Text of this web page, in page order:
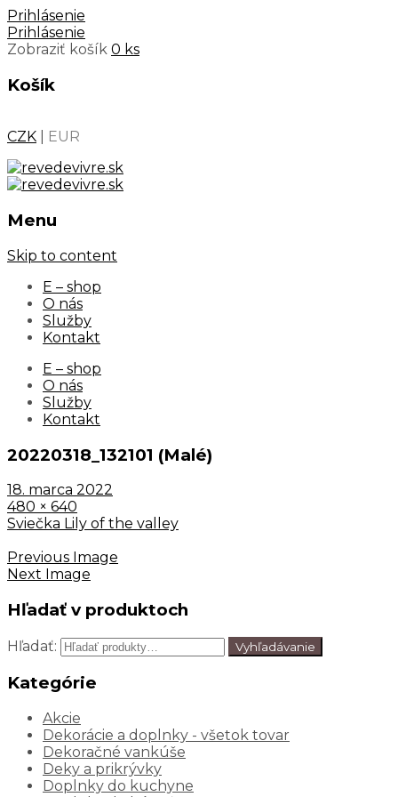
Prihlásenie
Prihlásenie
Zobraziť košík 0 ks
Košík
CZK EUR
Menu
Skip to content
E – shop
O nás
Služby
Kontakt
E – shop
O nás
Služby
Kontakt
20220318_132101 (Malé)
18. marca 2022
480 × 640
Sviečka Lily of the valley
Previous Image
Next Image
Hľadať v produktoch
Hľadať: Vyhľadávanie
Kategórie
Akcie
Dekorácie a doplnky - všetok tovar
Dekoračné vankúše
Deky a prikrývky
Doplnky do kuchyne